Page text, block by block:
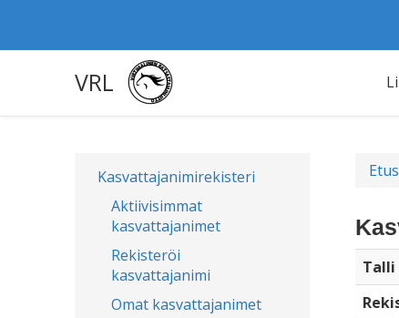
VRL
Kasvattajanimirekisteri
Aktiivisimmat
kasvattajanimet
Rekisteröi
kasvattajanimi
Omat kasvattajanimet
Talli